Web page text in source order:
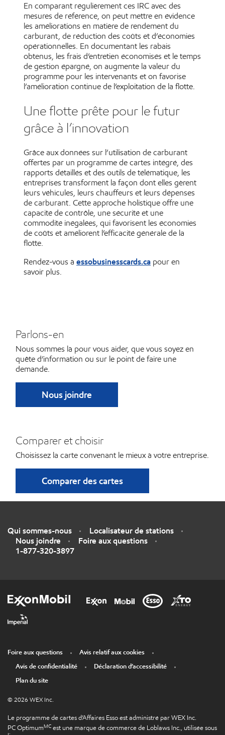
En comparant régulièrement ces IRC avec des
mesures de référence, on peut mettre en évidence
les améliorations en matière de rendement du
carburant, de réduction des coûts et d’économies
opérationnelles. En documentant les rabais
obtenus, les frais d’entretien économisés et le temps
de gestion épargné, on augmente la valeur du
programme pour les intervenants et on favorise
l’amélioration continue de l’exploitation de la flotte.
Une flotte prête pour le futur
grâce à l’innovation
Grâce aux données sur l’utilisation de carburant
offertes par un programme de cartes intégré, des
rapports détaillés et des outils de télématique, les
entreprises transforment la façon dont elles gèrent
leurs véhicules, leurs chauffeurs et leurs dépenses
de carburant. Cette approche holistique offre une
capacité de contrôle, une sécurité et une
commodité inégalées, qui favorisent les économies
de coûts et améliorent l’efficacité générale de la
flotte.
Rendez-vous à essobusinesscards.ca pour en
savoir plus.
Parlons-en
Nous sommes là pour vous aider, que vous soyez en
quête d’information ou sur le point de faire une
demande.
Nous joindre
Comparer et choisir
Choisissez la carte convenant le mieux à votre entreprise.
Comparer des cartes
Qui sommes-nous
Localisateur de stations
Nous joindre
Foire aux questions
1-877-320-3897
Foire aux questions
Avis relatif aux cookies
Avis de confidentialité
Déclaration d’accessibilité
Plan du site
© 2026 WEX Inc.
Le programme de cartes d’Affaires Esso est administré par WEX Inc.
PC OptimumMC est une marque de commerce de Loblaws Inc., utilisée sous